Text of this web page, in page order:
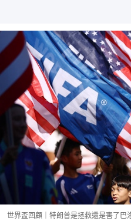
世界盃回顧｜特朗普是拯救還是害了